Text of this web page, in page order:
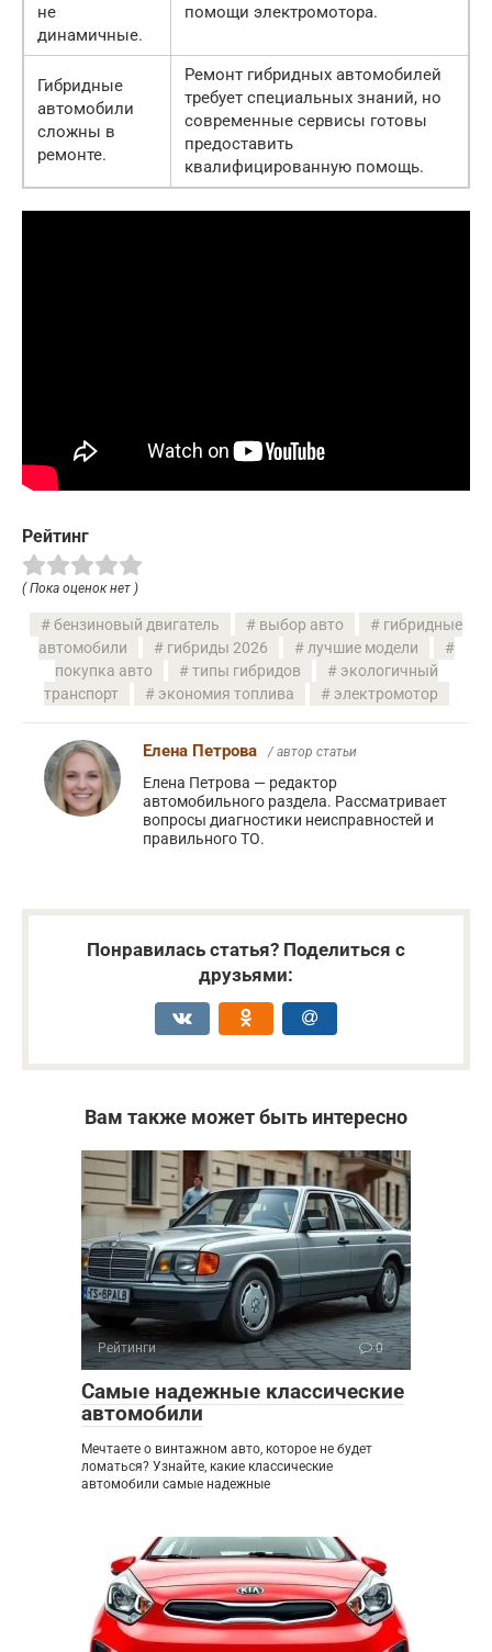
не
динамичные.
помощи электромотора.
Гибридные
автомобили
сложны в
ремонте.
Ремонт гибридных автомобилей
требует специальных знаний, но
современные сервисы готовы
предоставить
квалифицированную помощь.
Рейтинг
( Пока оценок нет )
бензиновый двигатель выбор авто
гибридные
автомобили
гибриды 2026
лучшие модели
покупка авто
типы гибридов
экологичный
транспорт
экономия топлива электромотор
Елена Петрова / автор статьи
Елена Петрова — редактор
автомобильного раздела. Рассматривает
вопросы диагностики неисправностей и
правильного ТО.
Понравилась статья? Поделиться с
друзьями:
Вам также может быть интересно
Рейтинги 0
Самые надежные классические
автомобили
Мечтаете о винтажном авто, которое не будет
ломаться? Узнайте, какие классические
автомобили самые надежные